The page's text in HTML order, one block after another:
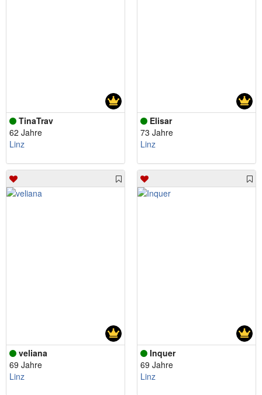
TinaTrav
62 Jahre
Linz
Elisar
73 Jahre
Linz
veliana
69 Jahre
Linz
Inquer
69 Jahre
Linz